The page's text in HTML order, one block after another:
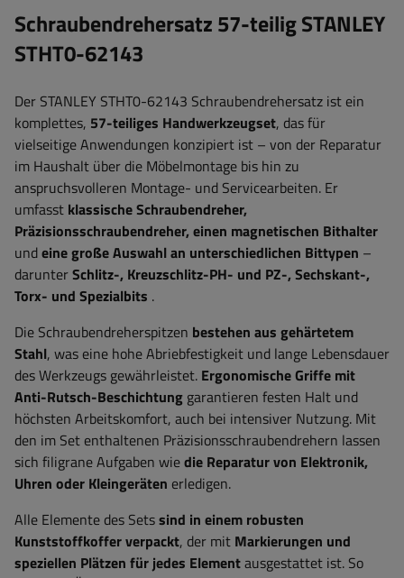
Schraubendrehersatz 57-teilig STANLEY
STHT0-62143
Der STANLEY STHT0-62143 Schraubendrehersatz ist ein
komplettes, 57-teiliges Handwerkzeugset, das für
vielseitige Anwendungen konzipiert ist – von der Reparatur
im Haushalt über die Möbelmontage bis hin zu
anspruchsvolleren Montage- und Servicearbeiten. Er
umfasst klassische Schraubendreher,
Präzisionsschraubendreher, einen magnetischen Bithalter
undeine große Auswahl an unterschiedlichen Bittypen –
darunterSchlitz-, Kreuzschlitz-PH- und PZ-, Sechskant-,
Torx- und Spezialbits .
Die Schraubendreherspitzen bestehen aus gehärtetem
Stahl, was eine hohe Abriebfestigkeit und lange Lebensdauer
des Werkzeugs gewährleistet. Ergonomische Griffe mit
Anti-Rutsch-Beschichtung garantieren festen Halt und
höchsten Arbeitskomfort, auch bei intensiver Nutzung. Mit
den im Set enthaltenen Präzisionsschraubendrehern lassen
sich filigrane Aufgaben wiedie Reparatur von Elektronik,
Uhren oder Kleingeräten erledigen.
Alle Elemente des Setssind in einem robusten
Kunststoffkoffer verpackt, der mit Markierungen und
speziellen Plätzen für jedes Elementausgestattet ist. So